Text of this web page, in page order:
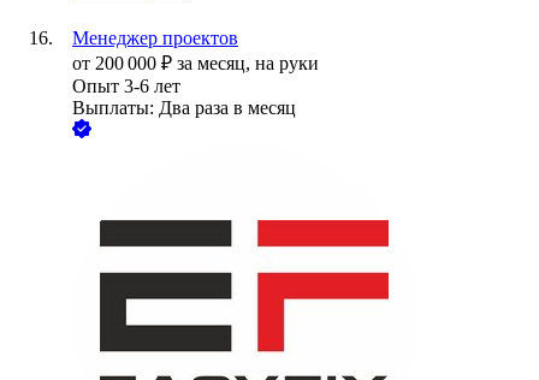
Менеджер проектов
от 200 000 ₽ за месяц, на руки
Опыт 3-6 лет
Выплаты: Два раза в месяц